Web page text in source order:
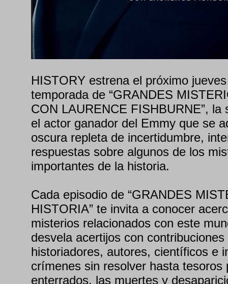
HISTORY estrena el próximo
temporada de “GRANDES
CON LAURENCE FISHBURNE”, la
el actor ganador del Emmy que se
oscura repleta de incertidumbre,
respuestas sobre algunos de los
importantes de la historia.
Cada episodio de “GRANDES
HISTORIA” te invita a conocer
misterios relacionados con este
desvela acertijos con
historiadores, autores, científicos e
crímenes sin resolver hasta tesoros
enterrados, las muertes y